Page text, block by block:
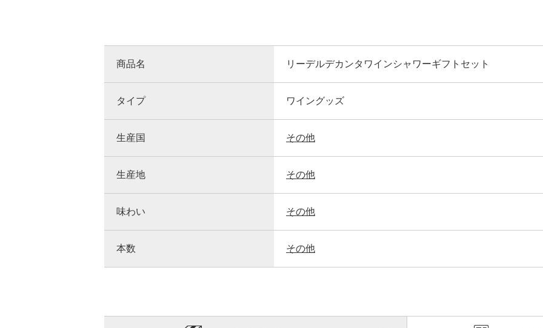
商品名 リーデルデカンタワインシャワーギフトセット
タイプ ワイングッズ
生産国 その他
生産地 その他
味わい その他
本数 その他